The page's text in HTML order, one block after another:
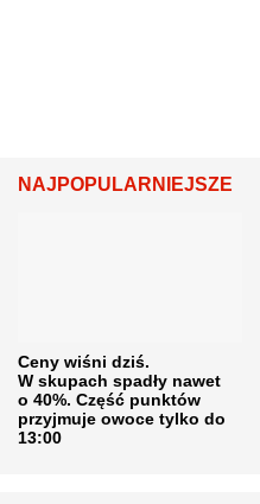
NAJPOPULARNIEJSZE
Ceny wiśni dziś.
W skupach spadły nawet
o 40%. Część punktów
przyjmuje owoce tylko do
13:00